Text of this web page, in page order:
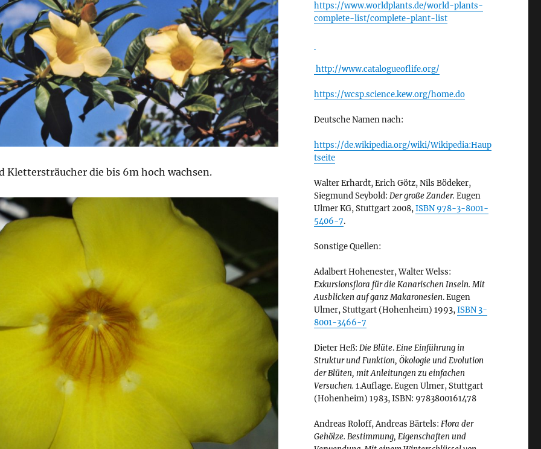
Klettersträucher die bis 6m hoch wachsen.
https://www.worldplants.de/world-plants-
complete-list/complete-plant-list
http://www.catalogueoflife.org/
https://wcsp.science.kew.org/home.do
Deutsche Namen nach:
https://de.wikipedia.org/wiki/Wikipedia:Haup
tseite
Walter Erhardt, Erich Götz, Nils Bödeker,
Siegmund Seybold: Der große Zander. Eugen
Ulmer KG, Stuttgart 2008,ISBN 978-3-8001-
5406-7.
Sonstige Quellen:
Adalbert Hohenester, Walter Welss:
Exkursionsflora für die Kanarischen Inseln. Mit
Ausblicken auf ganz Makaronesien. Eugen
Ulmer, Stuttgart (Hohenheim) 1993,ISBN 3-
8001-3466-7
Dieter Heß: Die Blüte.Eine Einführung in
Struktur und Funktion, Ökologie und Evolution
der Blüten, mit Anleitungen zu einfachen
Versuchen. 1.Auflage. Eugen Ulmer, Stuttgart
(Hohenheim) 1983, ISBN: 9783800161478
Andreas Roloff, Andreas Bärtels: Flora der
Gehölze. Bestimmung, Eigenschaften und